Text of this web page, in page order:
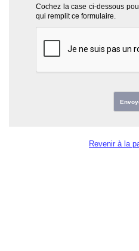
Cochez la case ci-dessous
qui remplit ce formulaire.
Revenir à la